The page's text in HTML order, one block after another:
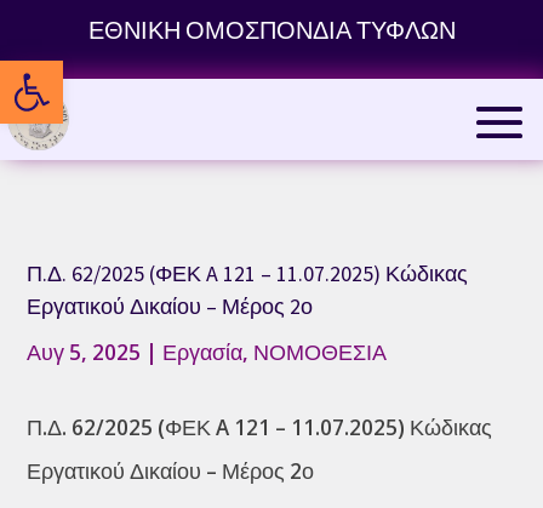
content
Ανοίξτε τη γραμμή εργαλείων
ΕΘΝΙΚΗ ΟΜΟΣΠΟΝΔΙΑ ΤΥΦΛΩΝ
Π.Δ. 62/2025 (ΦΕΚ A 121 – 11.07.2025) Κώδικας
Εργατικού Δικαίου – Μέρος 2ο
Αυγ 5, 2025 | Εργασία, ΝΟΜΟΘΕΣΙΑ
Π.Δ. 62/2025 (ΦΕΚ A 121 – 11.07.2025) Κώδικας
Εργατικού Δικαίου – Μέρος 2ο